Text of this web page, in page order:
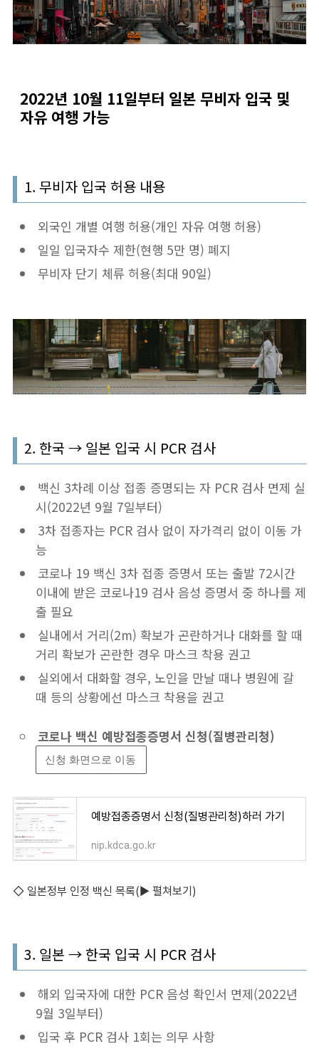
2022년 10월 11일부터 일본 무비자 입국 및
자유 여행 가능
1. 무비자 입국 허용 내용
외국인 개별 여행 허용(개인 자유 여행 허용)
일일 입국자수 제한(현행 5만 명) 폐지
무비자 단기 체류 허용(최대 90일)
2. 한국 → 일본 입국 시 PCR 검사
백신 3차례 이상 접종 증명되는 자 PCR 검사 면제 실
시(2022년 9월 7일부터)
3차 접종자는 PCR 검사 없이 자가격리 없이 이동 가
능
코로나 19 백신 3차 접종 증명서 또는 출발 72시간
이내에 받은 코로나19 검사 음성 증명서 중 하나를 제
출 필요
실내에서 거리(2m) 확보가 곤란하거나 대화를 할 때
거리 확보가 곤란한 경우 마스크 착용 권고
실외에서 대화할 경우, 노인을 만날 때나 병원에 갈
때 등의 상황에선 마스크 착용을 권고
코로나 백신 예방접종증명서 신청(질병관리청)
신청 화면으로 이동
예방접종증명서 신청(질병관리청)하러 가기
nip.kdca.go.kr
◇ 일본정부 인정 백신 목록(▶︎ 펼쳐보기)
3. 일본 → 한국 입국 시 PCR 검사
해외 입국자에 대한 PCR 음성 확인서 면제(2022년
9월 3일부터)
입국 후 PCR 검사 1회는 의무 사항